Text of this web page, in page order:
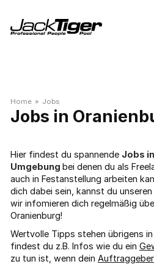
Home » Jobs
Hier findest du spannende Jobs
Umgebung bei denen du als
auch in Festanstellung arbeiten
dich dabei sein, kannst du unseren
wir infomieren dich regelmäßig
Oranienburg!
Wertvolle Tipps stehen übrigens
findest du z.B. Infos wie du ein
zu tun ist, wenn dein